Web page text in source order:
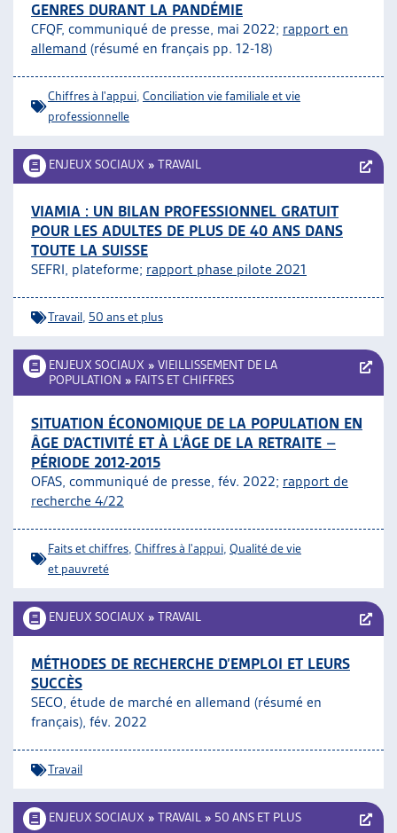
GENRES DURANT LA PANDÉMIE
CFQF, communiqué de presse, mai 2022; rapport en
allemand (résumé en français pp. 12-18)
Chiffres à l'appui Conciliation vie familiale et vie
professionnelle
ENJEUX SOCIAUX » TRAVAIL
VIAMIA : UN BILAN PROFESSIONNEL GRATUIT
POUR LES ADULTES DE PLUS DE 40 ANS DANS
TOUTE LA SUISSE
SEFRI, plateforme; rapport phase pilote 2021
Travail 50 ans et plus
ENJEUX SOCIAUX » VIEILLISSEMENT DE LA
POPULATION » FAITS ET CHIFFRES
SITUATION ÉCONOMIQUE DE LA POPULATION EN
ÂGE D’ACTIVITÉ ET À L’ÂGE DE LA RETRAITE –
PÉRIODE 2012-2015
OFAS, communiqué de presse, fév. 2022; rapport de
recherche 4/22
Faits et chiffres Chiffres à l'appui Qualité de vie
et pauvreté
ENJEUX SOCIAUX » TRAVAIL
MÉTHODES DE RECHERCHE D’EMPLOI ET LEURS
SUCCÈS
SECO, étude de marché en allemand (résumé en
français), fév. 2022
Travail
ENJEUX SOCIAUX » TRAVAIL » 50 ANS ET PLUS